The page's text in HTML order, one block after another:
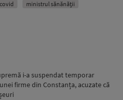
covid
ministrul sănănății
i-a suspendat temporar
firme din Constanța, acuzate că